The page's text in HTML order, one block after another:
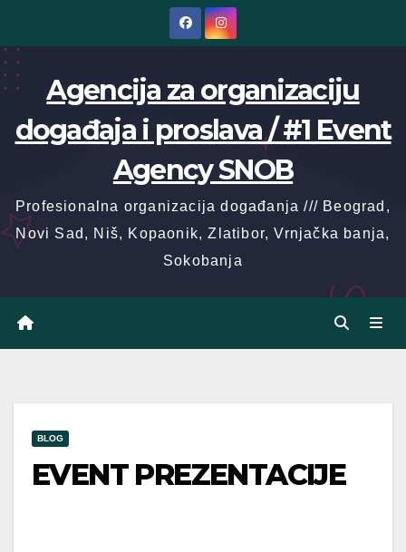
content
Agencija za organizaciju
događaja i proslava / #1 Event
Agency SNOB
Profesionalna organizacija događanja /// Beograd,
Novi Sad, Niš, Kopaonik, Zlatibor, Vrnjačka banja,
Sokobanja
BLOG
EVENT PREZENTACIJE